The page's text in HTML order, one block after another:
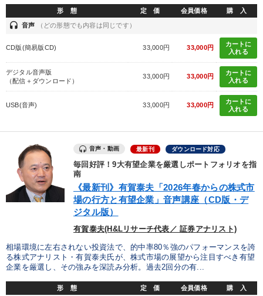
コミュニケーション 株式市場 節税
ondemand_video 経営音声・動画を探す refresh 更新する
全国経営者セミナー収録物以外の経営教材（全762タイトル）からお探
しいただけます
全国経営者セミナー収録〈売れ筋・人気ランキング〉＆新刊・好
評講話
会社のパフォーマンスを高める講話 後継社長・アトツギ
仕事のスキルと人間力を高める知恵を身につける
2026年夏季全国経営者セミナー収録講演ＣＤ・講演ＤＶＤ・デジ
タル版（音声／動画ストリーミング・ダウンロード）
形 態 定 価 会員価格 購 入
headset 音声 （どの形態でも内容は同じです）
CD版(簡易版CD) 33,000円 33,000円
カートに
入れる
デジタル音声版
（配信＋ダウンロード）
33,000円 33,000円
カートに
入れる
USB(音声) 33,000円 33,000円
カートに
入れる
音声・動画 最新刊 ダウンロード対応
毎回好評！9大有望企業を厳選しポートフォリオを指
南
《最新刊》有賀泰夫「2026年春からの株式市
場の行方と有望企業」音声講座（CD版・デ
ジタル版）
有賀泰夫(H&Lリサーチ代表／ 証券アナリスト)
相場環境に左右されない投資法で、的中率80％強のパフォーマンスを誇
る株式アナリスト・有賀泰夫氏が、株式市場の展望から注目すべき有望
企業を厳選し、その強みを深読み分析。過去2回分の有...
形 態 定 価 会員価格 購 入